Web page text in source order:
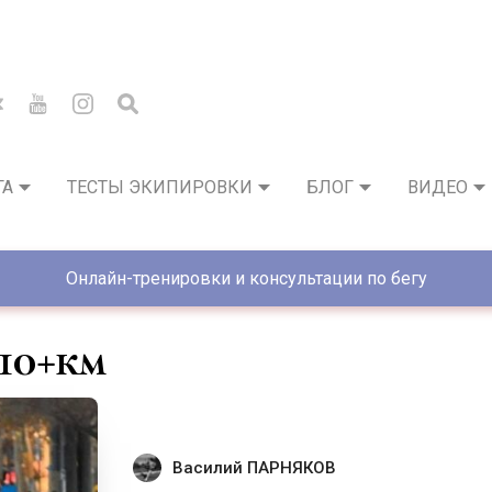
ТЕСТЫ ЭКИПИРОВКИ БЛОГ ВИДЕО
Онлайн-тренировки и консультации по бегу
Василий ПАРНЯКОВ